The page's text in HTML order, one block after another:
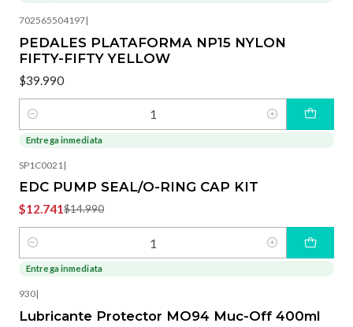
702565504197|
PEDALES PLATAFORMA NP15 NYLON
FIFTY-FIFTY YELLOW
$39.990
Cantidad
-15%
Entrega inmediata
SP1C0021 |
EDC PUMP SEAL/O-RING CAP KIT
$12.741$14.990
Cantidad
Entrega inmediata
930|
Lubricante Protector MO94 Muc-Off 400ml